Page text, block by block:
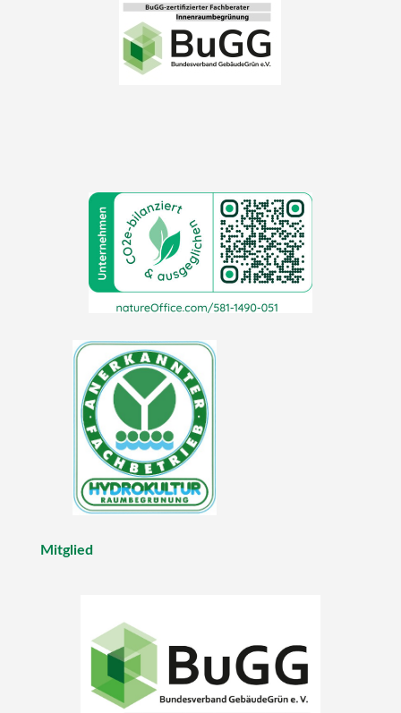
Mitglied